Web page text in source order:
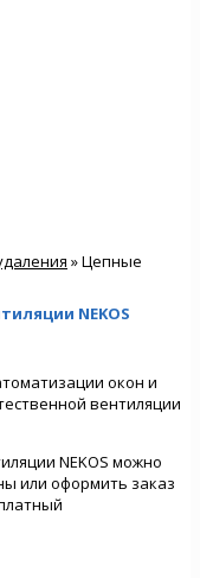
» Цепные
NEKOS
окон и
вентиляции
NEKOS можно
или оформить заказ